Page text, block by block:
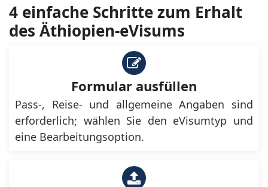
Western Sahara
Zambia
4 einfache Schritte zum Erhalt
des Äthiopien-eVisums
Formular ausfüllen
Pass-, Reise- und allgemeine Angaben sind
erforderlich; wählen Sie den eVisumtyp und
eine Bearbeitungsoption.